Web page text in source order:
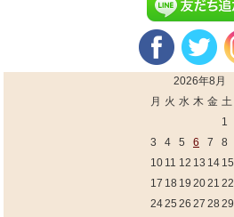
2026年8月
月 火 水 木 金 土
1
3
4 5 6 7 8
10 11 12 13 14 15
17 18 19 2021 22
2425 26 27 28 29